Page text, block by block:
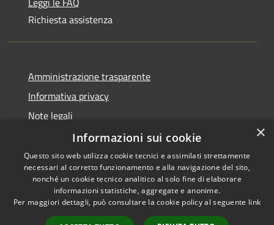
Richiesta assistenza
Amministrazione trasparente
Informativa privacy
Note legali
Dichiarazione di accessibilità
RSS
Accessibilità
Copyright © 2026 • Comune di
Olbia • Powered by
×
Informazioni sui cookie
Questo sito web utilizza cookie tecnici e assimilati strettamente
necessari al corretto funzionamento e alla navigazione del sito,
nonché un cookie tecnico analitico al solo fine di elaborare
informazioni statistiche, aggregate e anonime.
Per maggiori dettagli, può consultare la cookie policy al seguente link